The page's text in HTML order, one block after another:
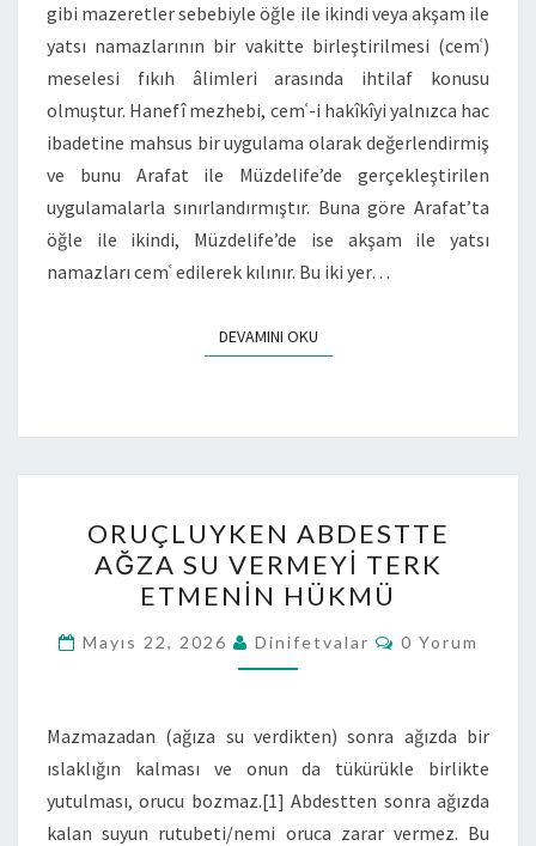
gibi mazeretler sebebiyle öğle ile ikindi veya akşam ile
yatsı namazlarının bir vakitte birleştirilmesi (cemʿ)
meselesi fıkıh âlimleri arasında ihtilaf konusu
olmuştur. Hanefî mezhebi, cemʿ-i hakîkîyi yalnızca hac
ibadetine mahsus bir uygulama olarak değerlendirmiş
ve bunu Arafat ile Müzdelife’de gerçekleştirilen
uygulamalarla sınırlandırmıştır. Buna göre Arafat’ta
öğle ile ikindi, Müzdelife’de ise akşam ile yatsı
namazları cemʿ edilerek kılınır. Bu iki yer…
DEVAMINI OKU
ORUÇLUYKEN ABDESTTE
AĞZA SU VERMEYI TERK
ETMENIN HÜKMÜ
Mayıs 22, 2026 Dinifetvalar 0 Yorum
Mazmazadan (ağıza su verdikten) sonra ağızda bir
ıslaklığın kalması ve onun da tükürükle birlikte
yutulması, orucu bozmaz.[1] Abdestten sonra ağızda
kalan suyun rutubeti/nemi oruca zarar vermez. Bu